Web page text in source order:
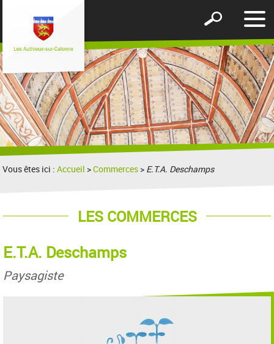
le
Afficher
formulaire
de
recherche
Vous êtes ici :Accueil >Commerces > E.T.A. Deschamps
LES COMMERCES
E.T.A. Deschamps
Paysagiste